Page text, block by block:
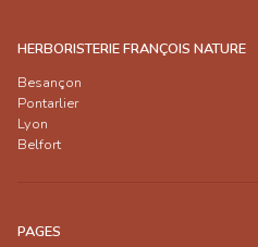
HERBORISTERIE FRANÇOIS NATURE
Besançon
Pontarlier
Lyon
Belfort
PAGES